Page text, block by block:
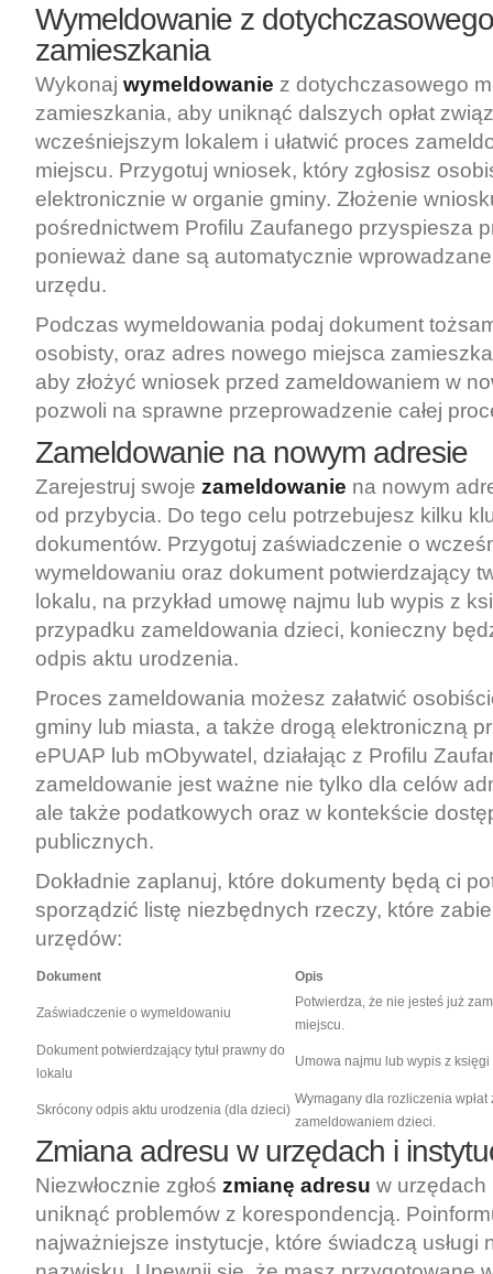
Wymeldowanie z
zamieszkania
Wykonaj wymeldowanie z dotychczasowego
zamieszkania, aby uniknąć dalszych opłat
wcześniejszym lokalem i ułatwić proces
miejscu. Przygotuj wniosek, który zgłosisz
elektronicznie w organie gminy. Złożenie
pośrednictwem Profilu Zaufanego przyspiesza
ponieważ dane są automatycznie
urzędu.
Podczas wymeldowania podaj dokument
osobisty, oraz adres nowego miejsca
aby złożyć wniosek przed zameldowaniem w
pozwoli na sprawne przeprowadzenie całej
Zameldowanie na nowym adresie
Zarejestruj swoje zameldowanie na nowym
od przybycia. Do tego celu potrzebujesz kilku
dokumentów. Przygotuj zaświadczenie o
wymeldowaniu oraz dokument potwierdzający
lokalu, na przykład umowę najmu lub wypis z
przypadku zameldowania dzieci, konieczny
odpis aktu urodzenia.
Proces zameldowania możesz załatwić
gminy lub miasta, a także drogą elektroniczną
ePUAP lub mObywatel, działając z Profilu
zameldowanie jest ważne nie tylko dla celów
ale także podatkowych oraz w kontekście
publicznych.
Dokładnie zaplanuj, które dokumenty będą ci
sporządzić listę niezbędnych rzeczy, które
urzędów:
Dokument Opis
Zaświadczenie o wymeldowaniu
Potwierdza, że nie jesteś już
miejscu.
Dokument potwierdzający tytuł prawny do
lokalu
Umowa najmu lub wypis z księgi
Skrócony odpis aktu urodzenia (dla dzieci)
Wymagany dla rozliczenia wpłat
zameldowaniem dzieci.
Zmiana adresu w urzędach i
Niezwłocznie zgłoś zmianę adresu w urzędach
uniknąć problemów z korespondencją.
najważniejsze instytucje, które świadczą usługi